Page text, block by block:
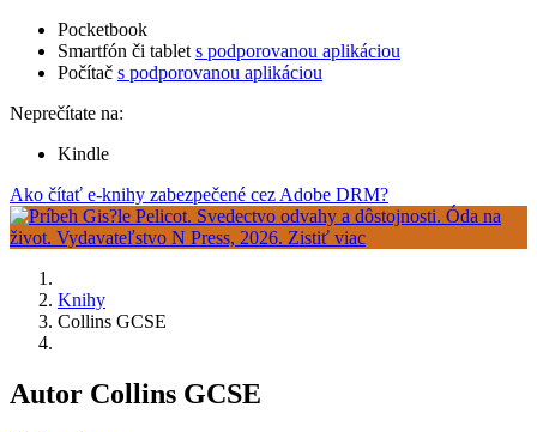
Pocketbook
Smartfón či tablet s podporovanou aplikáciou
Počítač s podporovanou aplikáciou
Neprečítate na:
Kindle
Ako čítať e-knihy zabezpečené cez Adobe DRM?
Knihy
Collins GCSE
Autor Collins GCSE